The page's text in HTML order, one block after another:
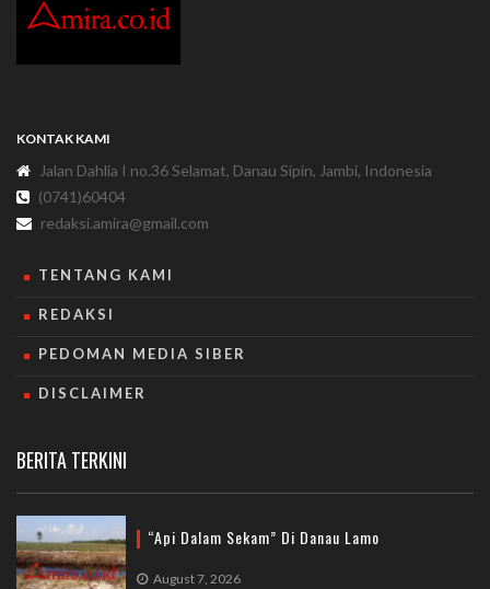
KONTAK KAMI
Jalan Dahlia I no.36 Selamat, Danau Sipin, Jambi, Indonesia
(0741)60404
redaksi.amira@gmail.com
TENTANG KAMI
REDAKSI
PEDOMAN MEDIA SIBER
DISCLAIMER
BERITA TERKINI
“Api Dalam Sekam” Di Danau Lamo
August 7, 2026